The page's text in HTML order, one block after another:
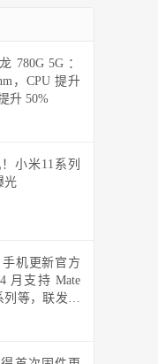
780G 5G ：
，CPU 提升
升 50%
小米11系列
光
机更新官方
月支持 Mate
列等，联发科